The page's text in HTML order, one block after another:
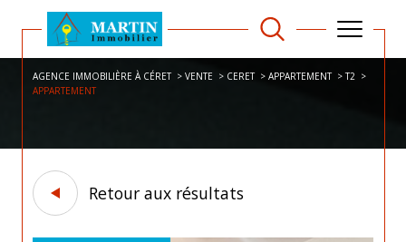
AGENCE IMMOBILIÈRE À CÉRET VENTE CERET APPARTEMENT
T2
APPARTEMENT
Retour aux résultats